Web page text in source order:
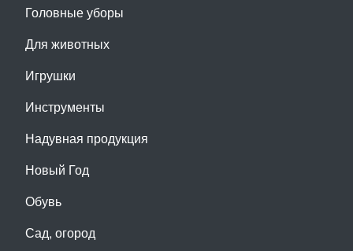
Головные уборы
Для животных
Игрушки
Инструменты
Надувная продукция
Новый Год
Обувь
Сад, огород